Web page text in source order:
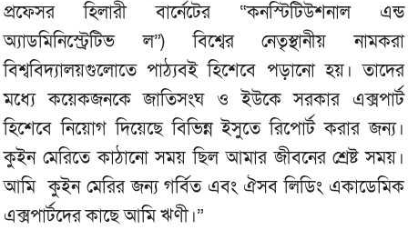
প্রফেসর হিলারী বার্নেটের “কনস্টিটিউশনাল এন্ড
অ্যাডমিনিস্ট্রেটিভ ল”) বিশ্বের নেতৃস্থানীয় নামকরা
বিশ্ববিদ্যালয়গুলোতে পাঠ্যবই হিশেবে পড়ানো হয়। তাদের
মধ্যে কয়েকজনকে জাতিসংঘ ও ইউকে সরকার এক্সপার্ট
হিশেবে নিয়োগ দিয়েছে বিভিন্ন ইসুতে রিপোর্ট করার জন্য।
কুইন মেরিতে কাঠানো সময় ছিল আমার জীবনের শ্রেষ্ট সময়।
আমি কুইন মেরির জন্য গর্বিত এবং ঐসব লিডিং একাডেমিক
এক্সপার্টদের কাছে আমি ঋণী।”